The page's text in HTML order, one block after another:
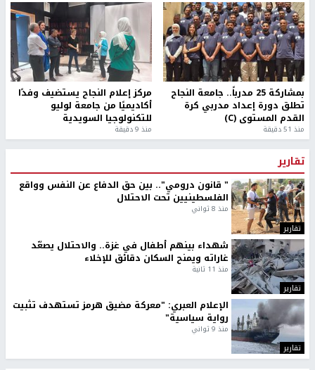
بمشاركة 25 مدرباً.. جامعة النجاح
تطلق دورة إعداد مدربي كرة
القدم المستوى (C)
منذ 51 دقيقة
مركز إعلام النجاح يستضيف وفدًا
أكاديميًا من جامعة لوليو
للتكنولوجيا السويدية
منذ 9 دقيقة
تقارير
تقارير
" قانون درومي".. بين حق الدفاع عن النفس وواقع
الفلسطينيين تحت الاحتلال
منذ 8 ثواني
تقارير
شهداء بينهم أطفال في غزة.. والاحتلال يصعّد
غاراته ويمنح السكان دقائق للإخلاء
منذ 11 ثانية
تقارير
الإعلام العبري: "معركة مضيق هرمز تستهدف تثبيت
رواية سياسية"
منذ 9 ثواني